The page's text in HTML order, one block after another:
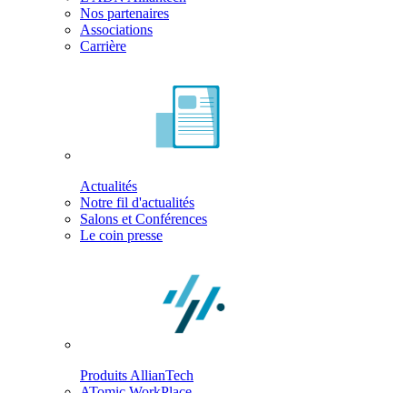
Nos partenaires
Associations
Carrière
Actualités
Notre fil d'actualités
Salons et Conférences
Le coin presse
Produits AllianTech